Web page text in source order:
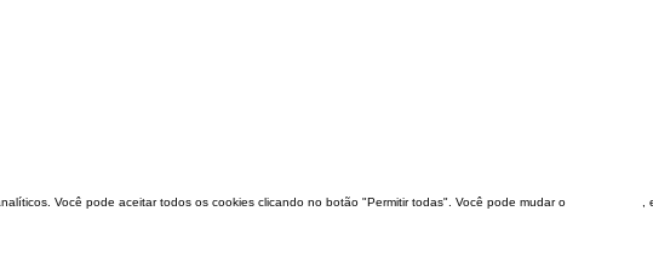
Você pode aceitar todos os cookies clicando no botão "Permitir todas". Você pode mudar o